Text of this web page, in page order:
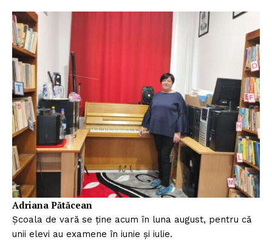
Adriana Pătăcean
Școala de vară se ține acum în luna august, pentru că
unii elevi au examene în iunie și iulie.